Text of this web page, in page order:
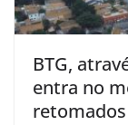
BTG,
entra no
retomados